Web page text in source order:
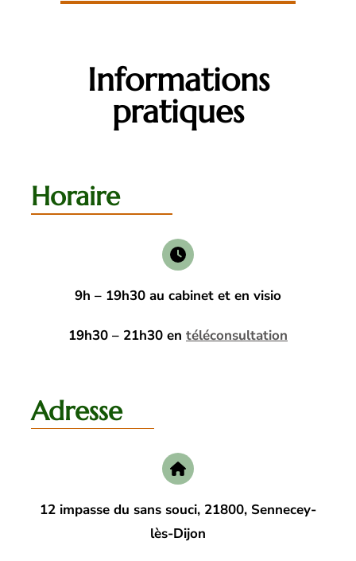
Informations
pratiques
Horaire
9h – 19h30 au cabinet et en visio
19h30 – 21h30 en téléconsultation
Adresse
12 impasse du sans souci, 21800, Sennecey-
lès-Dijon